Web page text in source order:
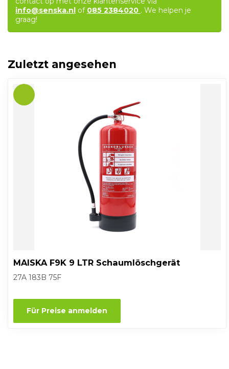
info@senska.nl of 085 2384020 . We helpen je
graag!
Zuletzt angesehen
MAISKA F9K 9 LTR Schaumlöschgerät
27A 183B 75F
Für Preise anmelden